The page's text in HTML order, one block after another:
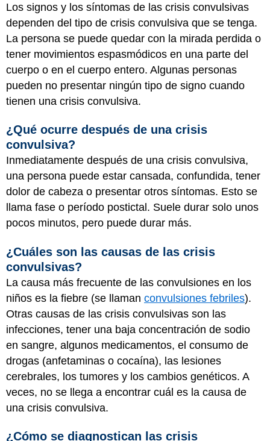
Los signos y los síntomas de las crisis convulsivas
dependen del tipo de crisis convulsiva que se tenga.
La persona se puede quedar con la mirada perdida o
tener movimientos espasmódicos en una parte del
cuerpo o en el cuerpo entero. Algunas personas
pueden no presentar ningún tipo de signo cuando
tienen una crisis convulsiva.
¿Qué ocurre después de una crisis
convulsiva?
Inmediatamente después de una crisis convulsiva,
una persona puede estar cansada, confundida, tener
dolor de cabeza o presentar otros síntomas. Esto se
llama fase o período postictal. Suele durar solo unos
pocos minutos, pero puede durar más.
¿Cuáles son las causas de las crisis
convulsivas?
La causa más frecuente de las convulsiones en los
niños es la fiebre (se llaman convulsiones febriles).
Otras causas de las crisis convulsivas son las
infecciones, tener una baja concentración de sodio
en sangre, algunos medicamentos, el consumo de
drogas (anfetaminas o cocaína), las lesiones
cerebrales, los tumores y los cambios genéticos. A
veces, no se llega a encontrar cuál es la causa de
una crisis convulsiva.
¿Cómo se diagnostican las crisis